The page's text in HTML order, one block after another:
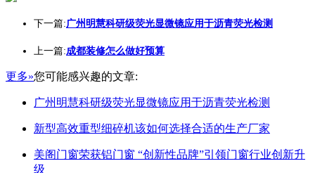
下一篇:广州明慧科研级荧光显微镜应用于沥青荧光检测
上一篇:成都装修怎么做好预算
更多»您可能感兴趣的文章:
广州明慧科研级荧光显微镜应用于沥青荧光检测
新型高效重型细碎机该如何选择合适的生产厂家
美阁门窗荣获铝门窗 “创新性品牌”引领门窗行业创新升
级